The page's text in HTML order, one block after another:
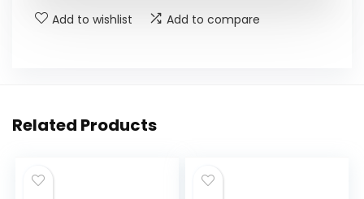
Add to wishlist Add to compare
Related Products